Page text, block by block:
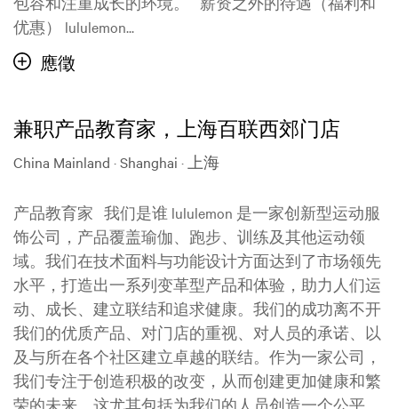
优惠） lululemon...
應徵
兼职产品教育家，上海百联西郊门店
China Mainland · Shanghai · 上海
产品教育家 我们是谁 lululemon 是一家创新型运动服
饰公司，产品覆盖瑜伽、跑步、训练及其他运动领
域。我们在技术面料与功能设计方面达到了市场领先
水平，打造出一系列变革型产品和体验，助力人们运
动、成长、建立联结和追求健康。我们的成功离不开
我们的优质产品、对门店的重视、对人员的承诺、以
及与所在各个社区建立卓越的联结。作为一家公司，
我们专注于创造积极的改变，从而创建更加健康和繁
荣的未来。这尤其包括为我们的人员创造一个公平、